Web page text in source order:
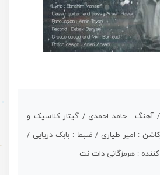
/ آهنگ : حامد احمدی / گیتار کلاسیک و
: امیر طیاری / ضبط : بابک دریایی /
: هرمزگانی دات نت